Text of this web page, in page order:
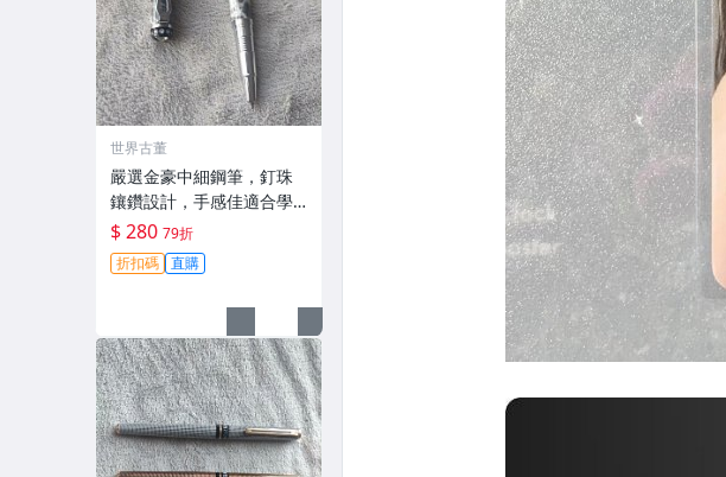
世界古董
嚴選金豪中細鋼筆，釘珠
鑲鑽設計，手感佳適合學
生寫作業 記筆記 金屬覆漆
材質 金豪 中細 鋪珠
$ 280 79折
折扣碼 直購